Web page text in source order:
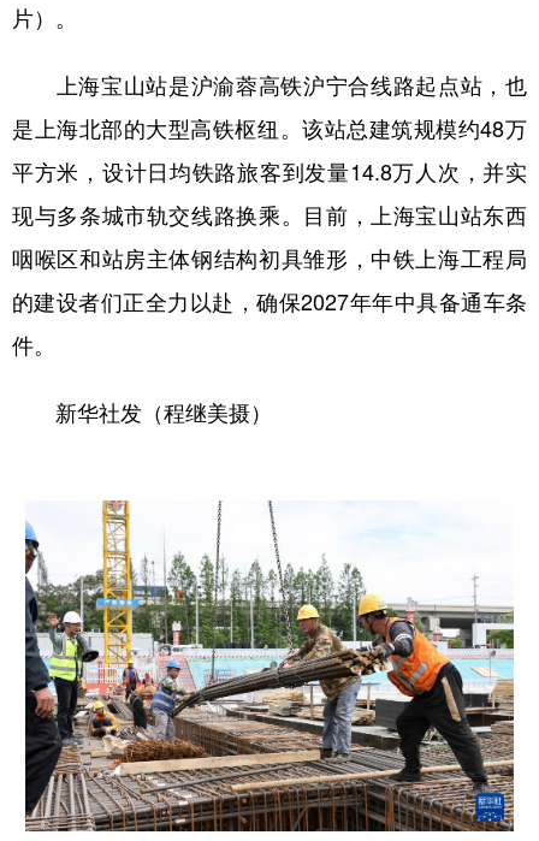
片）。
上海宝山站是沪渝蓉高铁沪宁合线路起点站，也
是上海北部的大型高铁枢纽。该站总建筑规模约48万
平方米，设计日均铁路旅客到发量14.8万人次，并实
现与多条城市轨交线路换乘。目前，上海宝山站东西
咽喉区和站房主体钢结构初具雏形，中铁上海工程局
的建设者们正全力以赴，确保2027年年中具备通车条
件。
新华社发（程继美摄）